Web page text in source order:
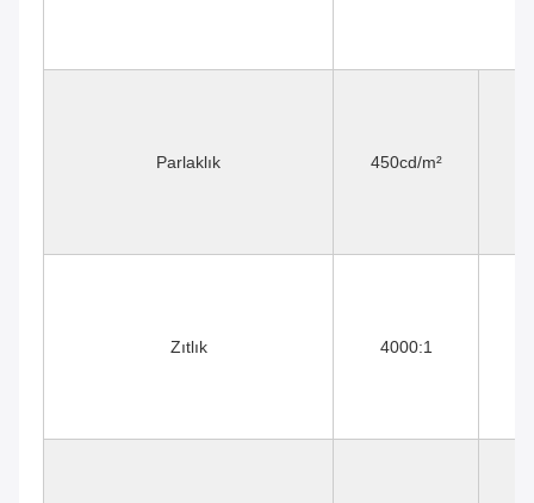
Parlaklık 450cd/m²
Zıtlık 4000:1